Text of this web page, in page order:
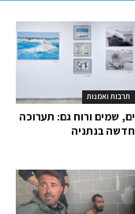
תרבות ואמנות
ים, שמים ורוח גם: תערוכה
חדשה בנתניה